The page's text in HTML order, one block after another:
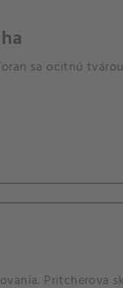
sa ocitnú
Pritcherova